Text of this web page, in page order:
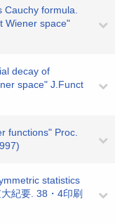
formula.
Wiener space"
decay of
space" J.Funct
functions" Proc.
statistics
紀要. 38・4印刷